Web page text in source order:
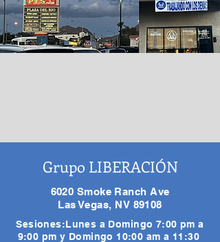
Grupo LIBERACIÓN
6020 Smoke Ranch Ave
Las Vegas, NV 89108
Sesiones:Lunes a Domingo 7:00 pm a
9:00 pm y Domingo 10:00 am a 11:30